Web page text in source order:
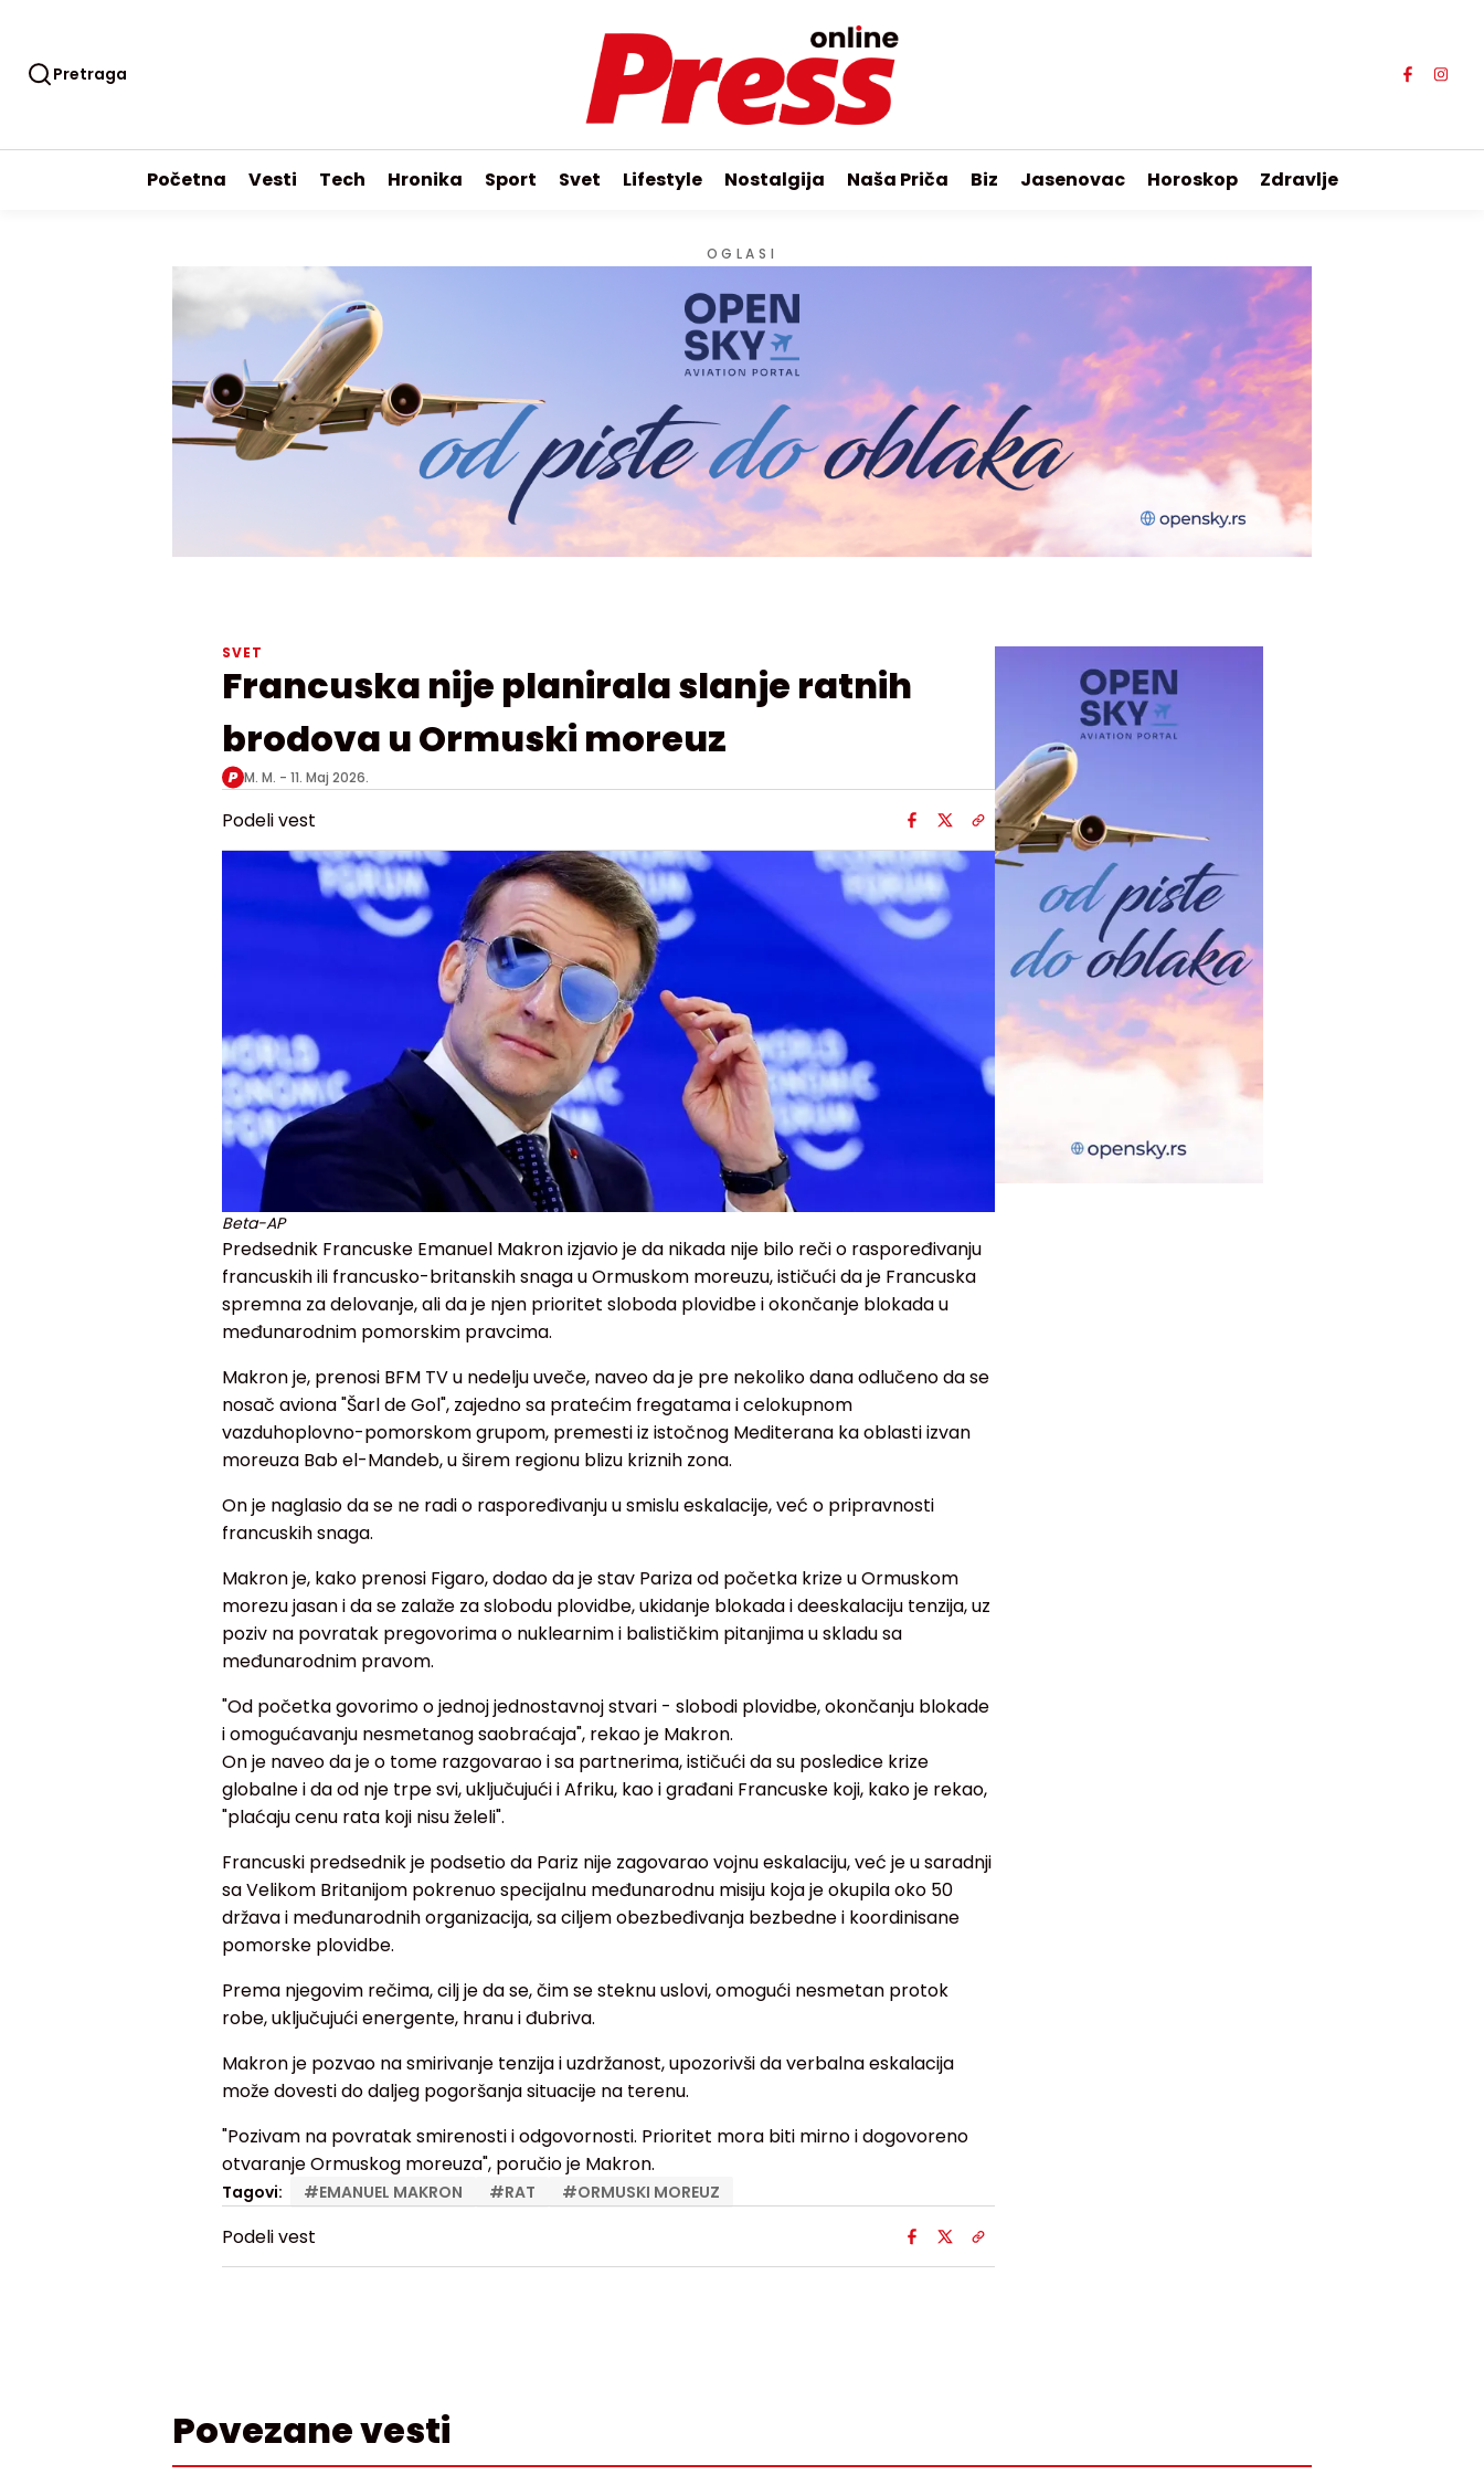
Pretraga
Početna Vesti Tech Hronika Sport Svet Lifestyle Nostalgija Naša Priča Biz Jasenovac Horoskop Zdravlje
OGLASI
SVET
Francuska nije planirala slanje ratnih
brodova u Ormuski moreuz
M. M. - 11. Maj 2026.
Podeli vest
Beta-AP
Predsednik Francuske Emanuel Makron izjavio je da nikada nije bilo reči o raspoređivanju
francuskih ili francusko-britanskih snaga u Ormuskom moreuzu, ističući da je Francuska
spremna za delovanje, ali da je njen prioritet sloboda plovidbe i okončanje blokada u
međunarodnim pomorskim pravcima.
Makron je, prenosi BFM TV u nedelju uveče, naveo da je pre nekoliko dana odlučeno da se
nosač aviona "Šarl de Gol", zajedno sa pratećim fregatama i celokupnom
vazduhoplovno-pomorskom grupom, premesti iz istočnog Mediterana ka oblasti izvan
moreuza Bab el-Mandeb, u širem regionu blizu kriznih zona.
On je naglasio da se ne radi o raspoređivanju u smislu eskalacije, već o pripravnosti
francuskih snaga.
Makron je, kako prenosi Figaro, dodao da je stav Pariza od početka krize u Ormuskom
morezu jasan i da se zalaže za slobodu plovidbe, ukidanje blokada i deeskalaciju tenzija, uz
poziv na povratak pregovorima o nuklearnim i balističkim pitanjima u skladu sa
međunarodnim pravom.
"Od početka govorimo o jednoj jednostavnoj stvari - slobodi plovidbe, okončanju blokade
i omogućavanju nesmetanog saobraćaja", rekao je Makron.
On je naveo da je o tome razgovarao i sa partnerima, ističući da su posledice krize
globalne i da od nje trpe svi, uključujući i Afriku, kao i građani Francuske koji, kako je rekao,
"plaćaju cenu rata koji nisu želeli".
Francuski predsednik je podsetio da Pariz nije zagovarao vojnu eskalaciju, već je u saradnji
sa Velikom Britanijom pokrenuo specijalnu međunarodnu misiju koja je okupila oko 50
država i međunarodnih organizacija, sa ciljem obezbeđivanja bezbedne i koordinisane
pomorske plovidbe.
Prema njegovim rečima, cilj je da se, čim se steknu uslovi, omogući nesmetan protok
robe, uključujući energente, hranu i đubriva.
Makron je pozvao na smirivanje tenzija i uzdržanost, upozorivši da verbalna eskalacija
može dovesti do daljeg pogoršanja situacije na terenu.
"Pozivam na povratak smirenosti i odgovornosti. Prioritet mora biti mirno i dogovoreno
otvaranje Ormuskog moreuza", poručio je Makron.
Tagovi: #EMANUEL MAKRON #RAT #ORMUSKI MOREUZ
Podeli vest
Povezane vesti